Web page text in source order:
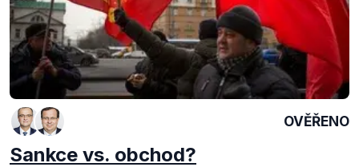
OVĚŘENO
Sankce vs. obchod?